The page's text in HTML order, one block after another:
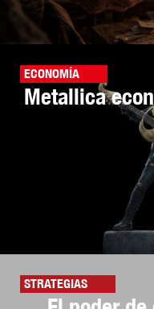
ECONOMÍA
Metallica
STRATEGIAS